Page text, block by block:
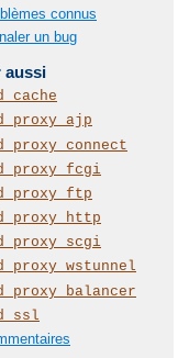
connus
un bug
aussi